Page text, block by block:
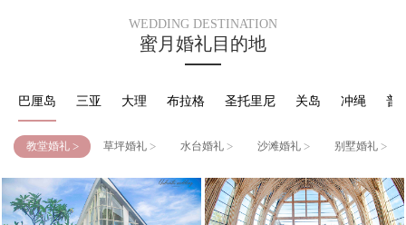
WEDDING DESTINATION
蜜月婚礼目的地
巴厘岛 三亚 大理 布拉格 圣托里尼 关岛 冲绳 普
教堂婚礼 > 草坪婚礼 > 水台婚礼 > 沙滩婚礼 > 别墅婚礼 >